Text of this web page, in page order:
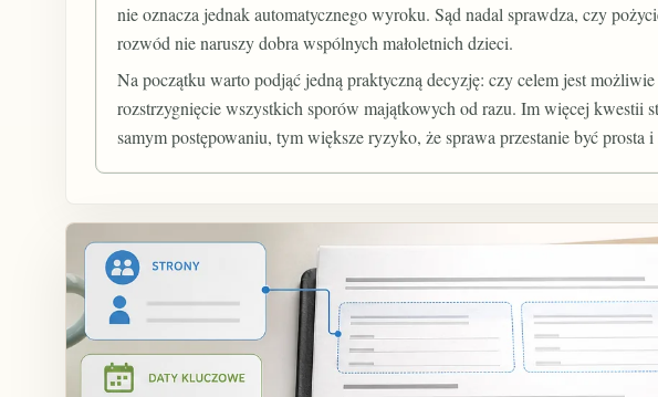
nie oznacza jednak automatycznego wyroku. Sąd nadal sprawdza, czy
rozwód nie naruszy dobra wspólnych małoletnich dzieci.
Na początku warto podjąć jedną praktyczną decyzję: czy celem jest
rozstrzygnięcie wszystkich sporów majątkowych od razu. Im więcej kwestii
samym postępowaniu, tym większe ryzyko, że sprawa przestanie być prosta i